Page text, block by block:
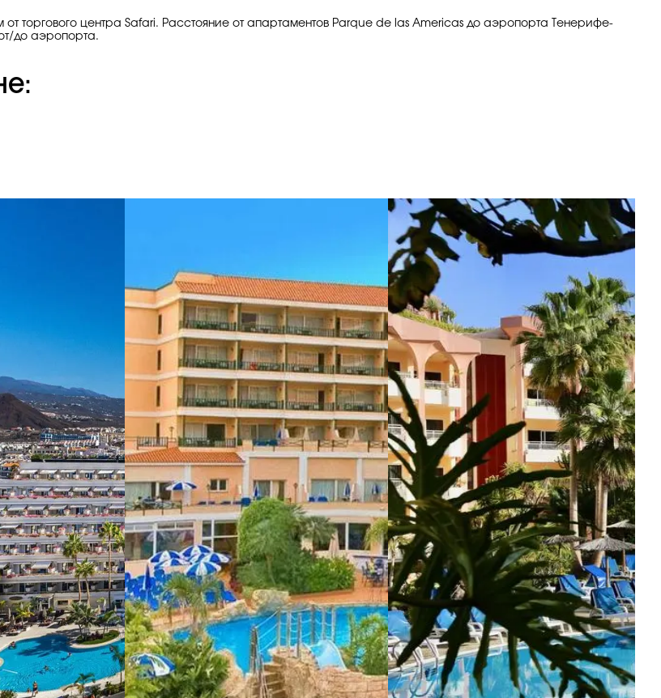
торгового центра Safari. Расстояние от апартаментов Parque de las Americas до аэропорта Тенерифе-
до аэропорта.